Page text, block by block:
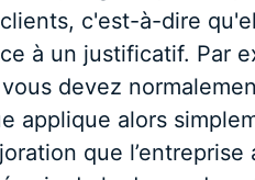
c'est-à-dire
à un justificatif. Par
devez
applique alors
que